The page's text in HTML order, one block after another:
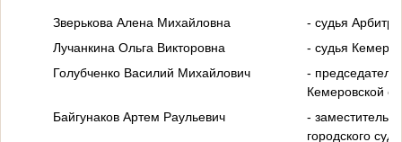
Зверькова Алена Михайловна
- судья
Лучанкина Ольга Викторовна
- судья
Голубченко Василий Михайлович
- председатель
Кемеровской
Байгунаков Артем Раульевич
- заместитель
городского